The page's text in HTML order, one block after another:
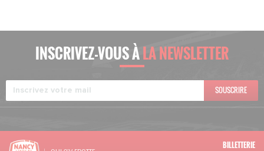
INSCRIVEZ-VOUS ÀLA NEWSLETTER
SOUSCRIRE
BILLETTERIE